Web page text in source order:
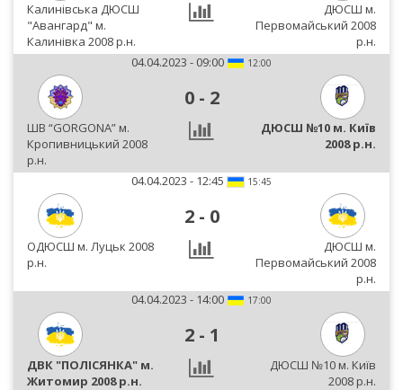
Калинівська ДЮСШ
"Авангард" м.
Калинівка 2008 р.н.
ДЮСШ м.
Первомайський 2008
р.н.
04.04.2023 - 09:00
12:00
0 - 2
ШВ “GORGONA” м.
Кропивницький 2008
р.н.
ДЮСШ №10 м. Київ
2008 р.н.
04.04.2023 - 12:45 15:45
2 - 0
ОДЮСШ м. Луцьк 2008
р.н.
ДЮСШ м.
Первомайський 2008
р.н.
04.04.2023 - 14:00
17:00
2 - 1
ДВК "ПОЛІСЯНКА" м.
Житомир 2008 р.н.
ДЮСШ №10 м. Київ
2008 р.н.